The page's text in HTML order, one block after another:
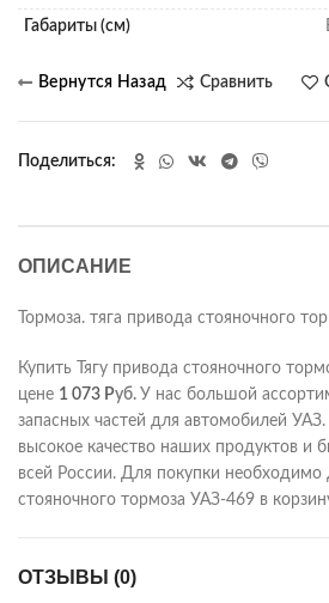
Габариты (см)
Сравнить
Поделиться
ОПИСАНИЕ
Тормоза. тяга привода стояночного
Купить Тягу привода стояночного
цене 1 073 Руб. У нас большой
запасных частей для автомобилей
высокое качество наших продуктов и
всей России. Для покупки необходимо
стояночного тормоза УАЗ-469 в
ОТЗЫВЫ (0)